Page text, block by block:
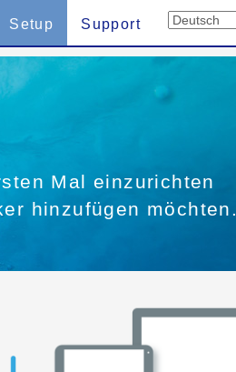
Setup Support
Mal einzurichten
hinzufügen möchten.